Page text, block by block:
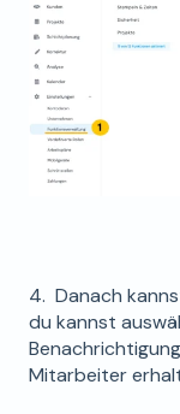
4. Danach
du kannst
Mitarbeiter